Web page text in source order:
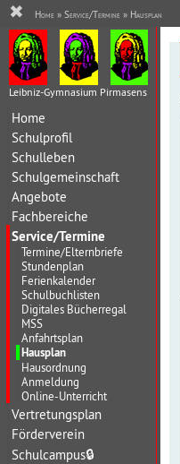
Leibniz-Gymnasium Pirmasens
Home
Schulprofil
Schulleben
Schulgemeinschaft
Angebote
Fachbereiche
Service/Termine
Termine/Elternbriefe
Stundenplan
Ferienkalender
Schulbuchlisten
Digitales Bücherregal
MSS
Anfahrtsplan
Hausplan
Hausordnung
Anmeldung
Online-Unterricht
Vertretungsplan
Förderverein
Schulcampus🔒
✖ Home » Service/Termine » Hausplan